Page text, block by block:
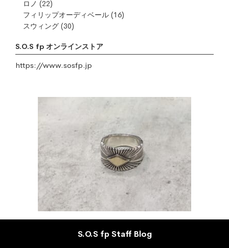
ロノ (22)
フィリップオーディベール (16)
スウィング (30)
S.O.S fp オンラインストア
https://www.sosfp.jp
S.O.S fp Staff Blog